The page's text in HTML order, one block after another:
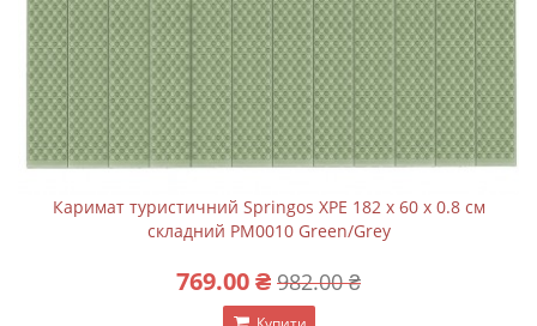
Каримат туристичний Springos XPE 182 x 60 x 0.8 cм
складний PM0010 Green/Grey
769.00 ₴ 982.00 ₴